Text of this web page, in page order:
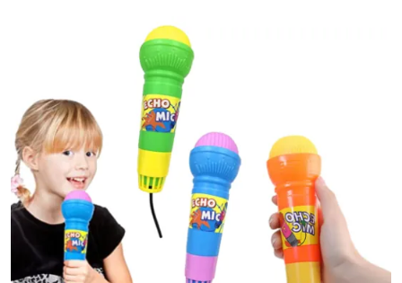
14 zile pentru returnarea banilor - garantat!
Dacă nu ești mulțumit de produs, faci retur și primești banii
înapoi garantat!
Anenii Noi